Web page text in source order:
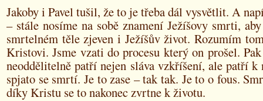
Jakoby i Pavel tušil, že to je třeba dál vysvětlit. A
– stále nosíme na sobě znamení Ježíšovy smrti,
smrtelném těle zjeven i Ježíšův život. Rozumím
Kristovi. Jsme vzati do procesu který on prošel.
neoddělitelně patří nejen sláva vzkříšení, ale patří
spjato se smrtí. Je to zase – tak tak. Je to o fous.
díky Kristu se to nakonec zvrtne k životu.